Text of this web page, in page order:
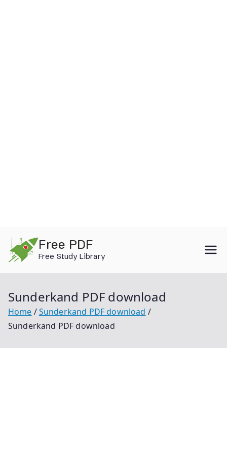
content
Free PDF
Free Study Library
Sunderkand PDF download
Home
Sunderkand PDF download
Sunderkand PDF download